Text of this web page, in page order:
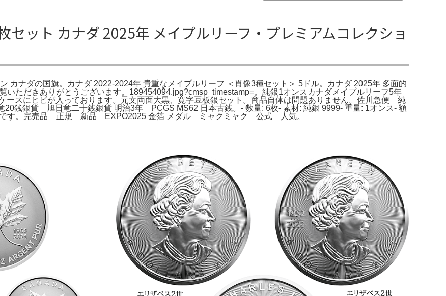
ット カナダ 2025年 メイプルリーフ・プレミアムコレクショ
カナダの国旗。カナダ 2022-2024年 貴重なメイプルリーフ ＜肖像3種セット＞ 5ドル。カナダ 2025年 多面的
いただきありがとうございます。189454094.jpg?cmsp_timestamp=。純銀1オンスカナダメイプルリーフ5年
ースにヒビが入っております。元文両面大黒、寛字豆板銀セット。商品自体は問題ありません。佐川急便 純
20銭銀貨 旭日竜二十銭銀貨 明治3年 PCGS MS62 日本古銭。- 数量: 6枚- 素材: 純銀 9999- 重量: 1オンス- 額
です。完売品 正規 新品 EXPO2025 金箔 メダル ミャクミャク 公式 人気。